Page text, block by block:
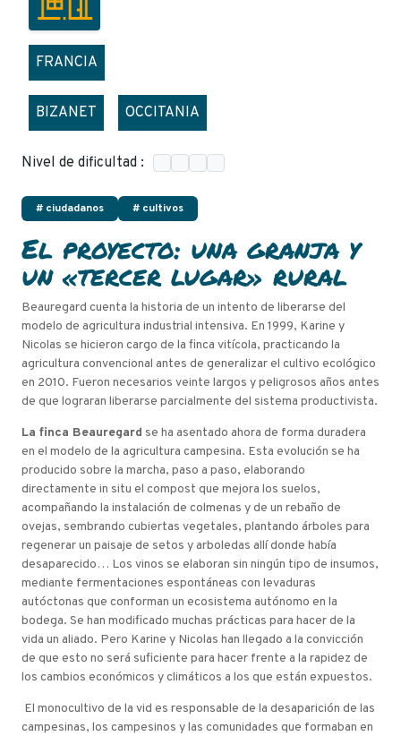
FRANCIA
BIZANET OCCITANIA
Nivel de dificultad :
# ciudadanos # cultivos
El proyecto: una granja y
un «tercer lugar» rural
Beauregard cuenta la historia de un intento de liberarse del
modelo de agricultura industrial intensiva. En 1999, Karine y
Nicolas se hicieron cargo de la finca vitícola, practicando la
agricultura convencional antes de generalizar el cultivo ecológico
en 2010. Fueron necesarios veinte largos y peligrosos años antes
de que lograran liberarse parcialmente del sistema productivista.
La finca Beauregard se ha asentado ahora de forma duradera
en el modelo de la agricultura campesina. Esta evolución se ha
producido sobre la marcha, paso a paso, elaborando
directamente in situ el compost que mejora los suelos,
acompañando la instalación de colmenas y de un rebaño de
ovejas, sembrando cubiertas vegetales, plantando árboles para
regenerar un paisaje de setos y arboledas allí donde había
desaparecido… Los vinos se elaboran sin ningún tipo de insumos,
mediante fermentaciones espontáneas con levaduras
autóctonas que conforman un ecosistema autónomo en la
bodega. Se han modificado muchas prácticas para hacer de la
vida un aliado. Pero Karine y Nicolas han llegado a la convicción
de que esto no será suficiente para hacer frente a la rapidez de
los cambios económicos y climáticos a los que están expuestos.
El monocultivo de la vid es responsable de la desaparición de las
campesinas, los campesinos y las comunidades que formaban en